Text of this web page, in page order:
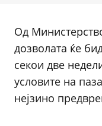
Од
дозволата ќе
секои две
условите на
нејзино